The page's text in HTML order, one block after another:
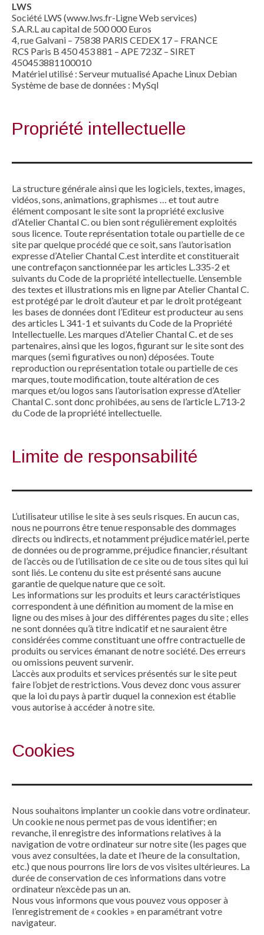
LWS
Société LWS (www.lws.fr-Ligne Web services)
S.A.R.L au capital de 500 000 Euros
4, rue Galvani – 75838 PARIS CEDEX 17 – FRANCE
RCS Paris B 450 453 881 – APE 723Z – SIRET
450453881100010
Matériel utilisé : Serveur mutualisé Apache Linux Debian
Système de base de données : MySql
Propriété intellectuelle
La structure générale ainsi que les logiciels, textes, images,
vidéos, sons, animations, graphismes … et tout autre
élément composant le site sont la propriété exclusive
d’Atelier Chantal C. ou bien sont régulièrement exploités
sous licence. Toute représentation totale ou partielle de ce
site par quelque procédé que ce soit, sans l’autorisation
expresse d’Atelier Chantal C.est interdite et constituerait
une contrefaçon sanctionnée par les articles L.335-2 et
suivants du Code de la propriété intellectuelle. L’ensemble
des textes et illustrations mis en ligne par Atelier Chantal C.
est protégé par le droit d’auteur et par le droit protégeant
les bases de données dont l’Editeur est producteur au sens
des articles L 341-1 et suivants du Code de la Propriété
Intellectuelle. Les marques d’Atelier Chantal C. et de ses
partenaires, ainsi que les logos, figurant sur le site sont des
marques (semi figuratives ou non) déposées. Toute
reproduction ou représentation totale ou partielle de ces
marques, toute modification, toute altération de ces
marques et/ou logos sans l’autorisation expresse d’Atelier
Chantal C. sont donc prohibées, au sens de l’article L.713-2
du Code de la propriété intellectuelle.
Limite de responsabilité
L’utilisateur utilise le site à ses seuls risques. En aucun cas,
nous ne pourrons être tenue responsable des dommages
directs ou indirects, et notamment préjudice matériel, perte
de données ou de programme, préjudice financier, résultant
de l’accès ou de l’utilisation de ce site ou de tous sites qui lui
sont liés. Le contenu du site est présenté sans aucune
garantie de quelque nature que ce soit.
Les informations sur les produits et leurs caractéristiques
correspondent à une définition au moment de la mise en
ligne ou des mises à jour des différentes pages du site ; elles
ne sont données qu’à titre indicatif et ne sauraient être
considérées comme constituant une offre contractuelle de
produits ou services émanant de notre société. Des erreurs
ou omissions peuvent survenir.
L’accès aux produits et services présentés sur le site peut
faire l’objet de restrictions. Vous devez donc vous assurer
que la loi du pays à partir duquel la connexion est établie
vous autorise à accéder à notre site.
Cookies
Nous souhaitons implanter un cookie dans votre ordinateur.
Un cookie ne nous permet pas de vous identifier; en
revanche, il enregistre des informations relatives à la
navigation de votre ordinateur sur notre site (les pages que
vous avez consultées, la date et l’heure de la consultation,
etc.) que nous pourrons lire lors de vos visites ultérieures. La
durée de conservation de ces informations dans votre
ordinateur n’excède pas un an.
Nous vous informons que vous pouvez vous opposer à
l’enregistrement de « cookies » en paramétrant votre
navigateur.